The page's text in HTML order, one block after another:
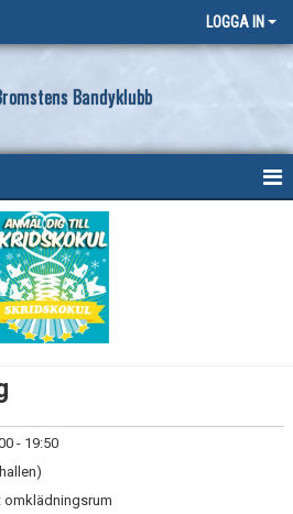
LOGGA IN
Bandyklubb
- 19:50
omklädningsrum